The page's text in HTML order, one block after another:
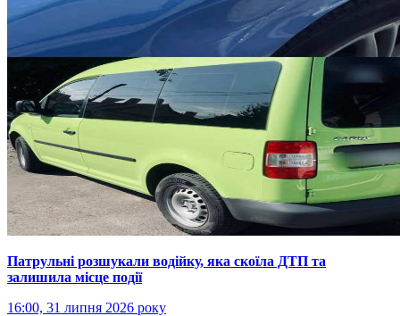
Патрульні розшукали водійку, яка скоїла ДТП та
залишила місце події
16:00, 31 липня 2026 року